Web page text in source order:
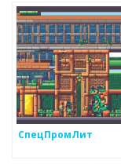
СпецПромЛит